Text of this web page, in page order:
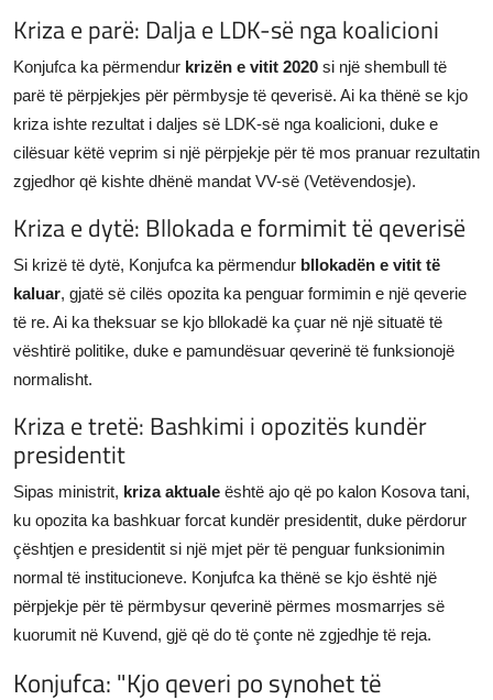
Kriza e parë: Dalja e LDK-së nga koalicioni
Konjufca ka përmendur krizën e vitit 2020 si një shembull të
parë të përpjekjes për përmbysje të qeverisë. Ai ka thënë se kjo
kriza ishte rezultat i daljes së LDK-së nga koalicioni, duke e
cilësuar këtë veprim si një përpjekje për të mos pranuar rezultatin
zgjedhor që kishte dhënë mandat VV-së (Vetëvendosje).
Kriza e dytë: Bllokada e formimit të qeverisë
Si krizë të dytë, Konjufca ka përmendur bllokadën e vitit të
kaluar, gjatë së cilës opozita ka penguar formimin e një qeverie
të re. Ai ka theksuar se kjo bllokadë ka çuar në një situatë të
vështirë politike, duke e pamundësuar qeverinë të funksionojë
normalisht.
Kriza e tretë: Bashkimi i opozitës kundër
presidentit
Sipas ministrit, kriza aktuale është ajo që po kalon Kosova tani,
ku opozita ka bashkuar forcat kundër presidentit, duke përdorur
çështjen e presidentit si një mjet për të penguar funksionimin
normal të institucioneve. Konjufca ka thënë se kjo është një
përpjekje për të përmbysur qeverinë përmes mosmarrjes së
kuorumit në Kuvend, gjë që do të çonte në zgjedhje të reja.
Konjufca: "Kjo qeveri po synohet të